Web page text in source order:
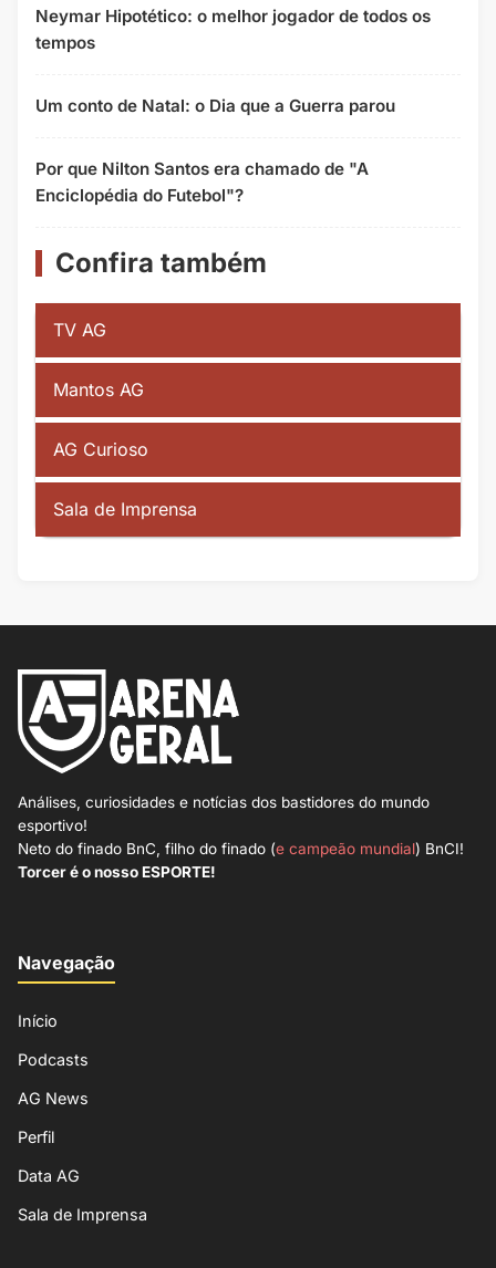
Neymar Hipotético: o melhor jogador de todos os
tempos
Um conto de Natal: o Dia que a Guerra parou
Por que Nilton Santos era chamado de "A
Enciclopédia do Futebol"?
Confira também
TV AG
Mantos AG
AG Curioso
Sala de Imprensa
Análises, curiosidades e notícias dos bastidores do mundo
esportivo!
Neto do finado BnC, filho do finado (e campeão mundial) BnCI!
Torcer é o nosso ESPORTE!
Navegação
Início
Podcasts
AG News
Perfil
Data AG
Sala de Imprensa